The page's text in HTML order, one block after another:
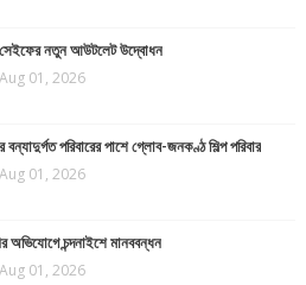
সেইফের নতুন আউটলেট উদ্বোধন
Aug 01, 2026
বন্যাদুর্গত পরিবারের পাশে গ্লোব-জনকণ্ঠ শিল্প পরিবার
Aug 01, 2026
অভিযোগে চন্দনাইশে মানববন্ধন
Aug 01, 2026